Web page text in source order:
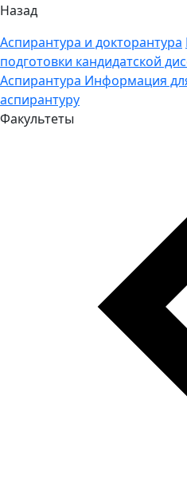
Назад
Аспирантура и докторантура
подготовки кандидатской
Аспирантура Информация
аспирантуру
Факультеты